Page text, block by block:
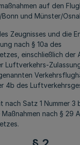
auf den
und Münster/
Zeugnisses und die
nach § 10a des
einschließlich der
Luftverkehrs-
4b des
nach Satz 1 Nummer 3
nach § 29